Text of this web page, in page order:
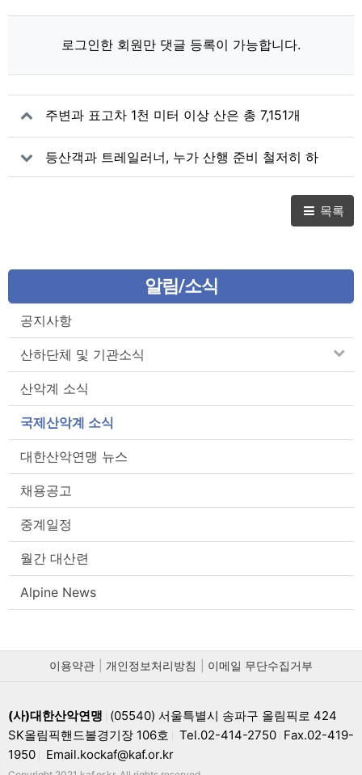
로그인한 회원만 댓글 등록이 가능합니다.
주변과 표고차 1천 미터 이상 산은 총 7,151개
등산객과 트레일러너, 누가 산행 준비 철저히 하
나?
목록
알림/소식
공지사항
산하단체 및 기관소식
산악계 소식
국제산악계 소식
대한산악연맹 뉴스
채용공고
중계일정
월간 대산련
Alpine News
이용약관 개인정보처리방침 이메일 무단수집거부
(사)대한산악연맹 (05540) 서울특별시 송파구 올림픽로 424
SK올림픽핸드볼경기장 106호
Tel.02-414-2750 Fax.02-419-
1950
Email.kockaf@kaf.or.kr